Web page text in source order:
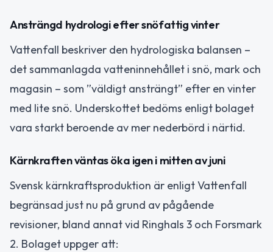
Ansträngd hydrologi efter snöfattig vinter
Vattenfall beskriver den hydrologiska balansen –
det sammanlagda vatteninnehållet i snö, mark och
magasin – som ”väldigt ansträngt” efter en vinter
med lite snö. Underskottet bedöms enligt bolaget
vara starkt beroende av mer nederbörd i närtid.
Kärnkraften väntas öka igen i mitten av juni
Svensk kärnkraftsproduktion är enligt Vattenfall
begränsad just nu på grund av pågående
revisioner, bland annat vid Ringhals 3 och Forsmark
2. Bolaget uppger att: